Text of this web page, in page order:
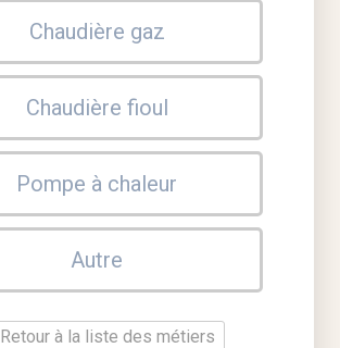
Chaudière gaz
Chaudière fioul
Pompe à chaleur
Autre
Retour à la liste des métiers